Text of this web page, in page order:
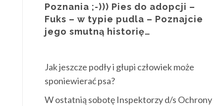
Poznania ;-))) Pies do adopcji –
Fuks – w typie pudla – Poznajcie
jego smutną historię…
Jak jeszcze podły i głupi człowiek może
sponiewierać psa?
W ostatnią sobotę Inspektorzy d/s Ochrony